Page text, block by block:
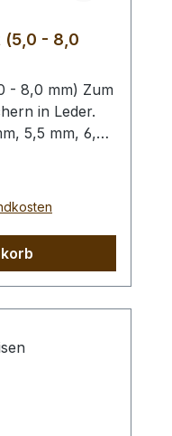
(5,0 - 8,0
- 8,0 mm) Zum
in Leder.
5,5 mm, 6,0
unbedingt